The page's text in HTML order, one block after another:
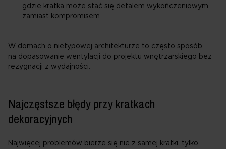
gdzie kratka może stać się detalem wykończeniowym
zamiast kompromisem
W domach o nietypowej architekturze to często sposób
na dopasowanie wentylacji do projektu wnętrzarskiego bez
rezygnacji z wydajności.
Najczęstsze błędy przy kratkach
dekoracyjnych
Najwięcej problemów bierze się nie z samej kratki, tylko